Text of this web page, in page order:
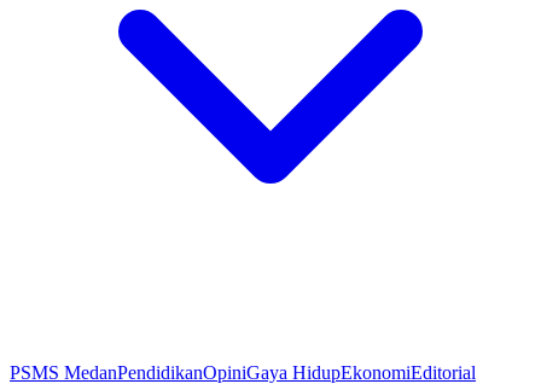
PSMS MedanPendidikanOpiniGaya HidupEkonomiEditorial